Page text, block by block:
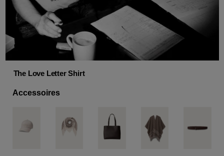
The Love Letter Shirt
Accessoires